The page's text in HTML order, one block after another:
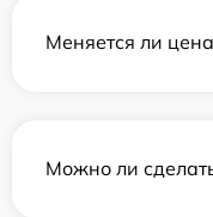
Меняется ли
Можно ли